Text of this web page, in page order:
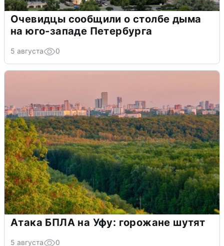
Очевидцы сообщили о столбе дыма
на юго-западе Петербурга
5 августа 0
Атака БПЛА на Уфу: горожане шутят
5 августа 0